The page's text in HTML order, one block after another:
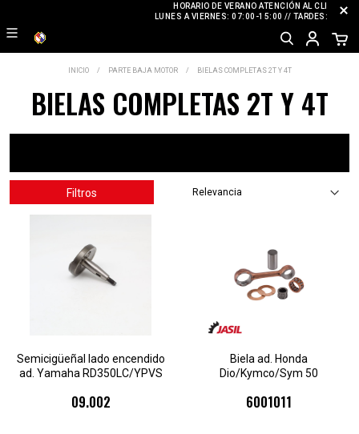
INICIO PARTE BAJA MOTOR BIELAS COMPLETAS 2T Y 4T
BIELAS COMPLETAS 2T Y 4T
Filtros
Semicigüeñal lado encendido
ad. Yamaha RD350LC/YPVS
09.002
Biela ad. Honda
Dio/Kymco/Sym 50
6001011
HORARIO DE VERANO ATENCIÓN AL CLIENTE
LUNES A VIERNES: 07:00-15:00 // TARDES: